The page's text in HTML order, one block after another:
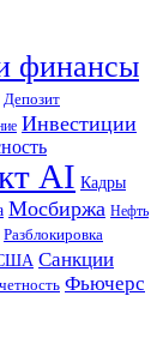
финансы
Депозит
Инвестиции
AI Кадры
Мосбиржа Нефть
Разблокировка
Санкции
Фьючерс